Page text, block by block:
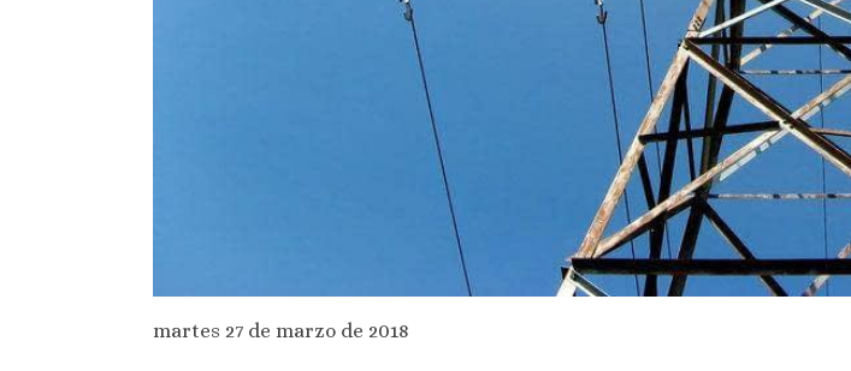
martes 27 de marzo de 2018